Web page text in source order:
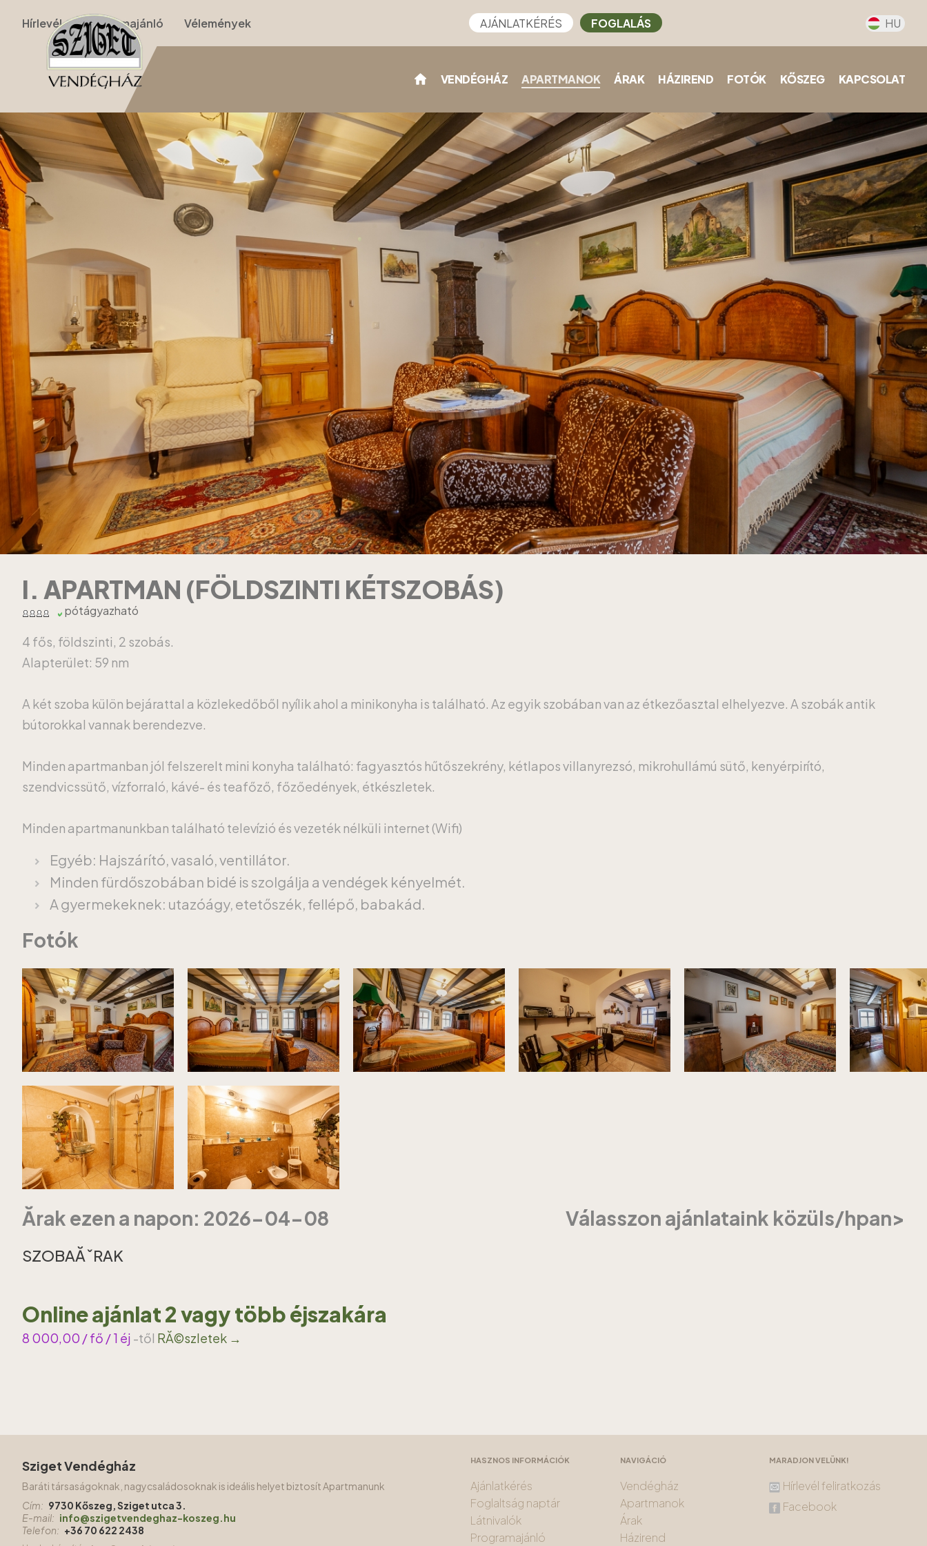
Hírlevél Programajánló Vélemények AJÁNLATKÉRÉS FOGLALÁS HU
VENDÉGHÁZ APARTMANOK ÁRAK HÁZIREND FOTÓK KŐSZEG KAPCSOLAT
Apartmanok › I. Apartman (földszinti kétszobás)
I. APARTMAN (FÖLDSZINTI KÉTSZOBÁS)
pótágyazható
4 fős, földszinti, 2 szobás.
Alapterület: 59 nm
A két szoba külön bejárattal a közlekedőből nyílik ahol a minikonyha is található. Az egyik szobában van az étkezőasztal elhelyezve. A szobák antik
bútorokkal vannak berendezve.
Minden apartmanban jól felszerelt mini konyha található: fagyasztós hűtőszekrény, kétlapos villanyrezsó, mikrohullámú sütő, kenyérpirító,
szendvicssütő, vízforraló, kávé- és teafőző, főzőedények, étkészletek.
Minden apartmanunkban található televízió és vezeték nélküli internet (Wifi)
Egyéb: Hajszárító, vasaló, ventillátor.
Minden fürdőszobában bidé is szolgálja a vendégek kényelmét.
A gyermekeknek: utazóágy, etetőszék, fellépő, babakád.
Fotók
Ărak ezen a napon: 2026-04-08 Válasszon ajánlataink közüls/hpan>
SZOBAĂˇRAK
Online ajánlat 2 vagy több éjszakára
8 000,00 / fő / 1 éj -től RĂ©szletek →
Sziget Vendégház
Baráti társaságoknak, nagycsaládosoknak is ideális helyet biztosít Apartmanunk
Cím: 9730 Kőszeg, Sziget utca 3.
E-mail: info@szigetvendeghaz-koszeg.hu
Telefon: +36 70 622 2438
HASZNOS INFORMÁCIÓK
Ajánlatkérés
Foglaltság naptár
Látnivalók
Programajánló
NAVIGÁCIÓ
Vendégház
Apartmanok
Árak
Házirend
MARADJON VELÜNK!
Hírlevél feliratkozás
Facebook